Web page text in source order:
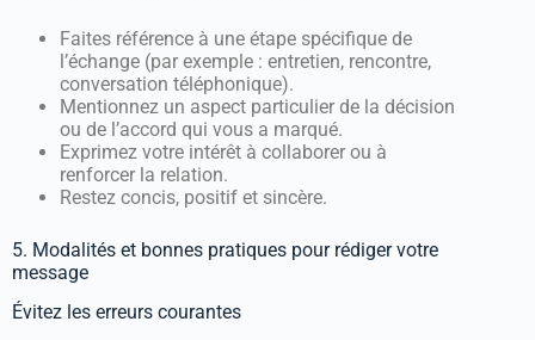
Faites référence à une étape spécifique de
l’échange (par exemple : entretien, rencontre,
conversation téléphonique).
Mentionnez un aspect particulier de la décision
ou de l’accord qui vous a marqué.
Exprimez votre intérêt à collaborer ou à
renforcer la relation.
Restez concis, positif et sincère.
5. Modalités et bonnes pratiques pour rédiger votre
message
Évitez les erreurs courantes